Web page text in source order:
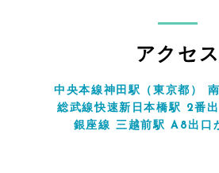
アクセス
中央本線神田駅（東京都）
総武線快速新日本橋駅 2番
銀座線 三越前駅 A8出口